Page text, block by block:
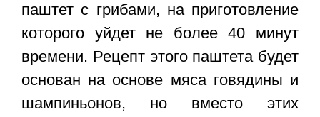
паштет с грибами, на приготовление
которого уйдет не более 40 минут
времени. Рецепт этого паштета будет
основан на основе мяса говядины и
шампиньонов, но вместо этих